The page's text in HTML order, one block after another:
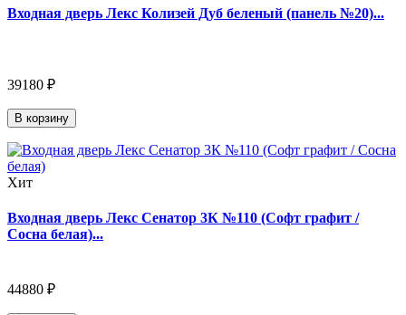
Входная дверь Лекс Колизей Дуб беленый (панель №20)...
39180 ₽
В корзину
Хит
Входная дверь Лекс Сенатор 3К №110 (Софт графит /
Сосна белая)...
44880 ₽